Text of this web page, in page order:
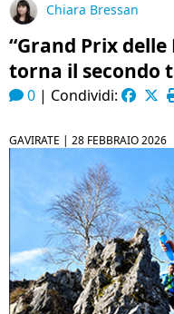
Chiara Bressan
“Grand Prix
torna il secondo
0 | Condividi:
GAVIRATE | 28 FEBBRAIO 2026